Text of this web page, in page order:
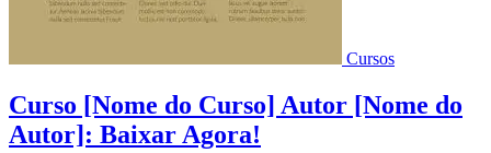
Cursos
Curso [Nome do Curso] Autor [Nome do
Autor]: Baixar Agora!